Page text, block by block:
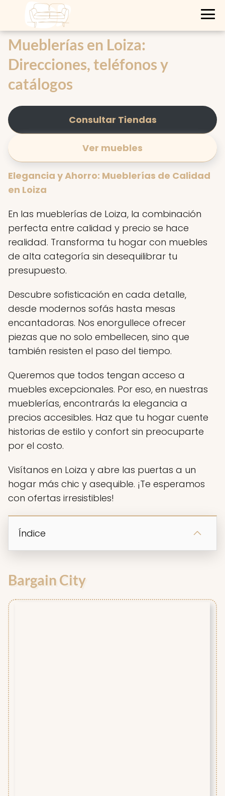
Mueblerías en Loiza:
Direcciones, teléfonos y
catálogos
Consultar Tiendas
Ver muebles
Elegancia y Ahorro: Mueblerías de Calidad
en Loiza
En las mueblerías de Loiza, la combinación
perfecta entre calidad y precio se hace
realidad. Transforma tu hogar con muebles
de alta categoría sin desequilibrar tu
presupuesto.
Descubre sofisticación en cada detalle,
desde modernos sofás hasta mesas
encantadoras. Nos enorgullece ofrecer
piezas que no solo embellecen, sino que
también resisten el paso del tiempo.
Queremos que todos tengan acceso a
muebles excepcionales. Por eso, en nuestras
mueblerías, encontrarás la elegancia a
precios accesibles. Haz que tu hogar cuente
historias de estilo y confort sin preocuparte
por el costo.
Visítanos en Loiza y abre las puertas a un
hogar más chic y asequible. ¡Te esperamos
con ofertas irresistibles!
Índice
Bargain City